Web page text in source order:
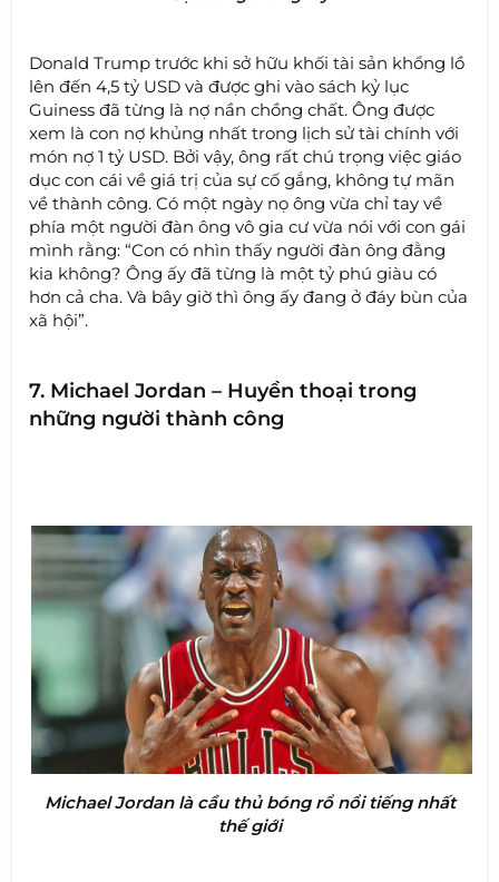
Donald Trump trước khi sở hữu khối tài sản khổng lồ
lên đến 4,5 tỷ USD và được ghi vào sách kỷ lục
Guiness đã từng là nợ nần chồng chất. Ông được
xem là con nợ khủng nhất trong lịch sử tài chính với
món nợ 1 tỷ USD. Bởi vậy, ông rất chú trọng việc giáo
dục con cái về giá trị của sự cố gắng, không tự mãn
về thành công. Có một ngày nọ ông vừa chỉ tay về
phía một người đàn ông vô gia cư vừa nói với con gái
mình rằng: “Con có nhìn thấy người đàn ông đằng
kia không? Ông ấy đã từng là một tỷ phú giàu có
hơn cả cha. Và bây giờ thì ông ấy đang ở đáy bùn của
xã hội”.
7. Michael Jordan – Huyền thoại trong
những người thành công
Michael Jordan là cầu thủ bóng rổ nổi tiếng nhất
thế giới